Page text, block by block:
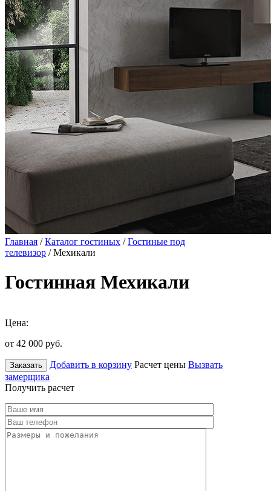
Главная /Каталог гостиных /Гостиные под
телевизор / Мехикали
Гостинная Мехикали
Цена:
от 42 000 руб.
Заказать Добавить в корзину Расчет цены Вызвать
замерщика
Получить расчет